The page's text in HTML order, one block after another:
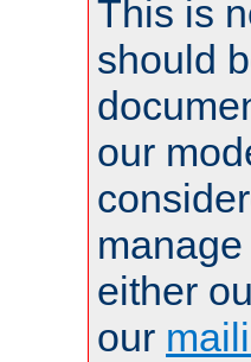
This is
should
our
either
our